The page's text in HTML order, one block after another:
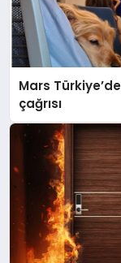
Mars
çağrısı